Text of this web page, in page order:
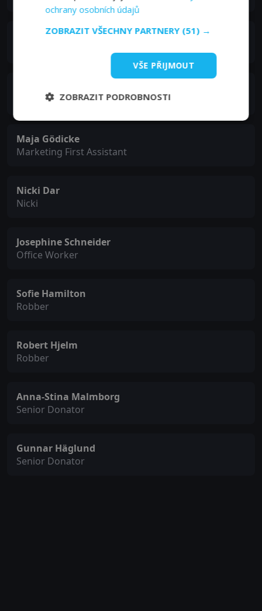
Martin Sööder
Account Manager
Maja Gödicke
Marketing First Assistant
Nicki Dar
Nicki
Josephine Schneider
Office Worker
Sofie Hamilton
Robber
Robert Hjelm
Robber
Anna-Stina Malmborg
Senior Donator
Gunnar Häglund
Senior Donator
ochrany osobních údajů
ZOBRAZIT VŠECHNY PARTNERY (51) →
VŠE PŘIJMOUT
ZOBRAZIT PODROBNOSTI